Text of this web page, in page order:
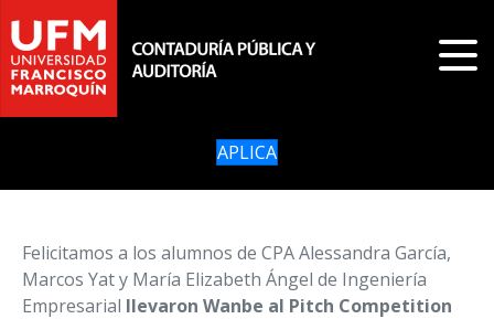
APLICA
Felicitamos a los alumnos de CPA Alessandra García,
Marcos Yat y María Elizabeth Ángel de Ingeniería
Empresarial llevaron Wanbe al Pitch Competition